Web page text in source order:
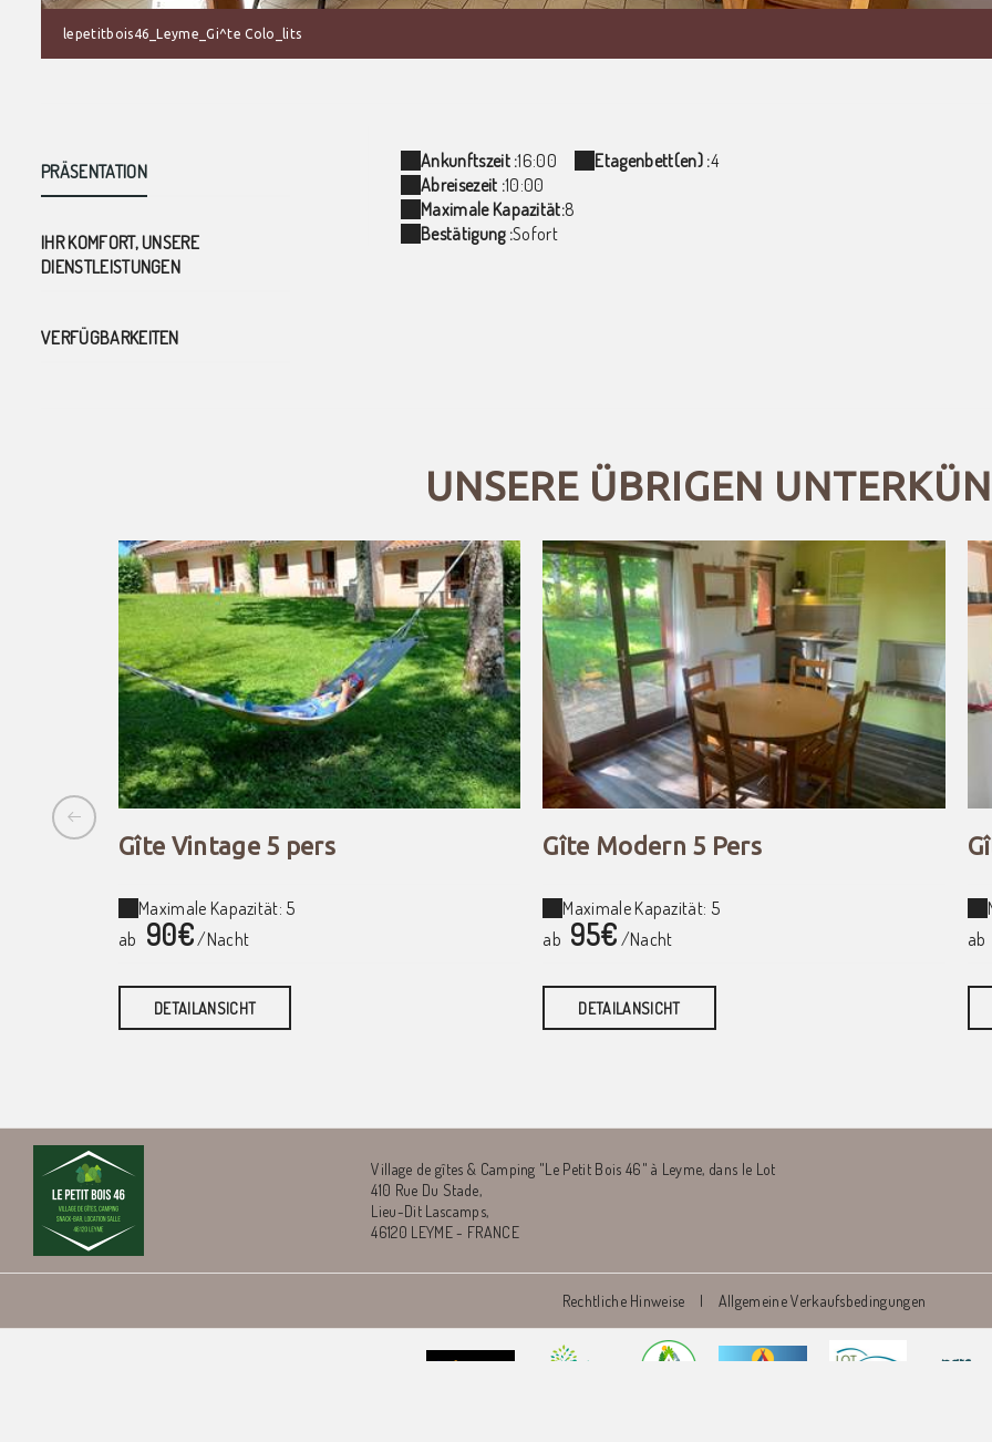
lepetitbois46_Leyme_Gi^te Colo_lits
PRÄSENTATION
IHR KOMFORT, UNSERE
DIENSTLEISTUNGEN
VERFÜGBARKEITEN
Ankunftszeit :16:00
Abreisezeit :10:00
Maximale Kapazität:8
Bestätigung :Sofort
Etagenbett(en) :4
UNSERE ÜBRIGEN
Gîte Vintage 5 pers
Maximale Kapazität: 5
ab 90€/Nacht
DETAILANSICHT
Gîte Modern 5 Pers
Maximale Kapazität: 5
ab 95€ /Nacht
DETAILANSICHT
ab
Village de gîtes & Camping "Le Petit Bois 46" à Leyme, dans le Lot
410 Rue Du Stade,
Lieu-Dit Lascamps,
46120 LEYME - FRANCE
Rechtliche Hinweise | Allgemeine Verkaufsbedingungen